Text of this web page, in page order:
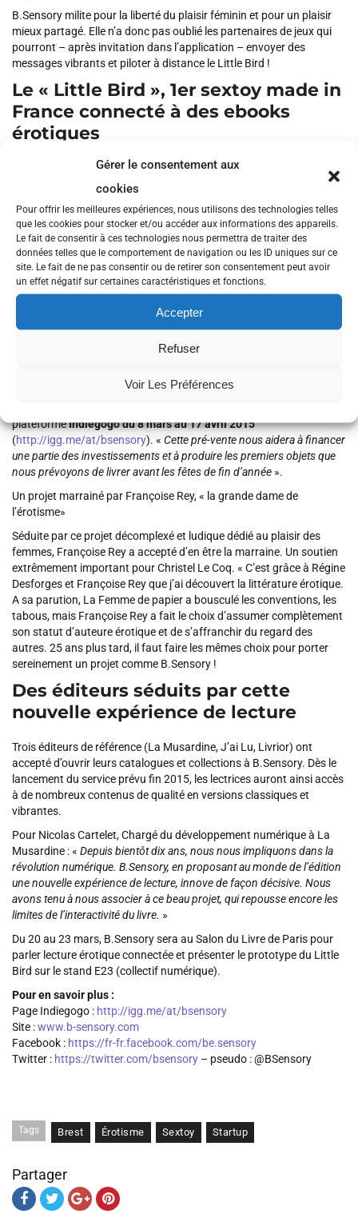
Gérer le consentement aux
cookies
Pour offrir les meilleures expériences, nous utilisons des technologies telles
que les cookies pour stocker et/ou accéder aux informations des appareils.
Le fait de consentir à ces technologies nous permettra de traiter des
données telles que le comportement de navigation ou les ID uniques sur ce
site. Le fait de ne pas consentir ou de retirer son consentement peut avoir
un effet négatif sur certaines caractéristiques et fonctions.
Accepter
Refuser
Voir Les Préférences
B.Sensory milite pour la liberté du plaisir féminin et pour un plaisir
mieux partagé. Elle n’a donc pas oublié les partenaires de jeux qui
pourront – après invitation dans l’application – envoyer des
messages vibrants et piloter à distance le Little Bird !
Le « Little Bird », 1er sextoy made in
France connecté à des ebooks
érotiques
S’il existe déjà quelques modèles de sextoys pilotés par
smartphones, aucun n’est associé à de la lecture. «
celui du smartphone. Ce serait dommage qu’aucune entreprise
française ne se positionne sur ce marché à fort potentiel. C’est ce
que j’essaye d’expliquer à ceux qui pensent encore que ce business
n’est pas « éthique » ou «politiquement correct » !
B.Sensory est un vrai projet industriel qui réunit de nombreuses
Le choix du made in France garantit la qualité du
moule nécessaire à la fabrication du sextoy coûte deux fois plus
plateformeIndiegogo du 8 mars au 17 avril 2015
(http://igg.me/at/bsensory). « Cette pré-vente nous aidera à financer
une partie des investissements et à produire les premiers objets que
nous prévoyons de livrer avant les fêtes de fin d’année ».
Un projet marrainé par Françoise Rey, « la grande dame de
l’érotisme»
Séduite par ce projet décomplexé et ludique dédié au plaisir des
femmes, Françoise Reya accepté d’en être la marraine. Un soutien
extrêmement important pour Christel Le Coq. « C’est grâce à Régine
Desforges et Françoise Rey que j’ai découvert la littérature érotique.
A sa parution, La Femme de papiera bousculé les conventions, les
tabous, mais Françoise Rey a fait le choix d’assumer complètement
son statut d’auteure érotique et de s’affranchir du regard des
autres. 25 ans plus tard, il faut faire les mêmes choix pour porter
sereinement un projet comme B.Sensory !
Des éditeurs séduits par cette
nouvelle expérience de lecture
Trois éditeurs de référence (La Musardine, J’ai Lu, Livrior) ont
accepté d’ouvrir leurs catalogues et collections à B.Sensory. Dès le
lancement du service prévu fin 2015, les lectrices auront ainsi accès
à de nombreux contenus de qualité en versions classiques et
vibrantes.
Pour Nicolas Cartelet, Chargé du développement numérique à La
Musardine :« Depuis bientôt dix ans, nous nous impliquons dans la
révolution numérique. B.Sensory, en proposant au monde de l’édition
une nouvelle expérience de lecture, innove de façon décisive. Nous
avons tenu à nous associer à ce beau projet, qui repousse encore les
limites de l’interactivité du livre. »
Du 20 au 23 mars, B.Sensory sera au Salon du Livre de Paris pour
parler lecture érotique connectée et présenter le prototype du Little
Bird sur le stand E23 (collectif numérique).
Pour en savoir plus :
Page Indiegogo : http://igg.me/at/bsensory
Site :www.b-sensory.com
Facebook : https://fr-fr.facebook.com/be.sensory
Twitter : https://twitter.com/bsensory – pseudo : @BSensory
Tags Brest Érotisme Sextoy Startup
Partager